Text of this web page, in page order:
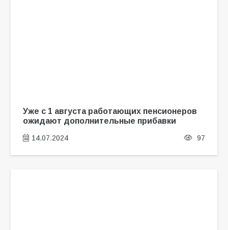
Уже с 1 августа работающих пенсионеров
ожидают дополнительные прибавки
14.07.2024 97